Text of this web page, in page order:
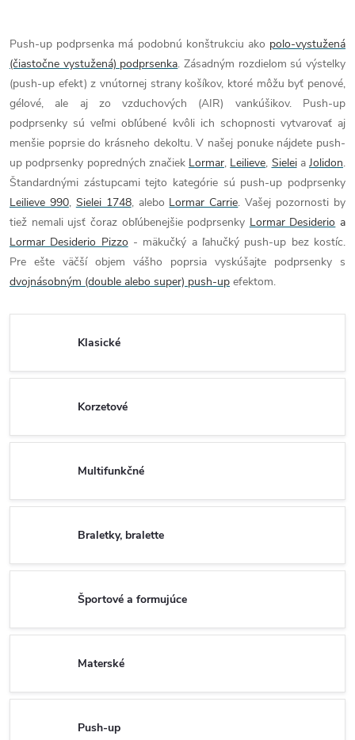
Push-up podprsenka má podobnú konštrukciu ako polo-vystužená
(čiastočne vystužená) podprsenka. Zásadným rozdielom sú výstelky
(push-up efekt) z vnútornej strany košíkov, ktoré môžu byť penové,
gélové, ale aj zo vzduchových (AIR) vankúšikov. Push-up
podprsenky sú veľmi obľúbené kvôli ich schopnosti vytvarovať aj
menšie poprsie do krásneho dekoltu. V našej ponuke nájdete push-
up podprsenky popredných značiek Lormar, Leilieve, Sieleia Jolidon.
Štandardnými zástupcami tejto kategórie sú push-up podprsenky
Leilieve 990, Sielei 1748, alebo Lormar Carrie. Vašej pozornosti by
tiež nemali ujsť čoraz obľúbenejšie podprsenky Lormar Desiderio a
Lormar Desiderio Pizzo - mäkučký a ľahučký push-up bez kostíc.
Pre ešte väčší objem vášho poprsia vyskúšajte podprsenky s
dvojnásobným (double alebo super) push-up efektom.
Klasické
Korzetové
Multifunkčné
Braletky, bralette
Športové a formujúce
Materské
Push-up